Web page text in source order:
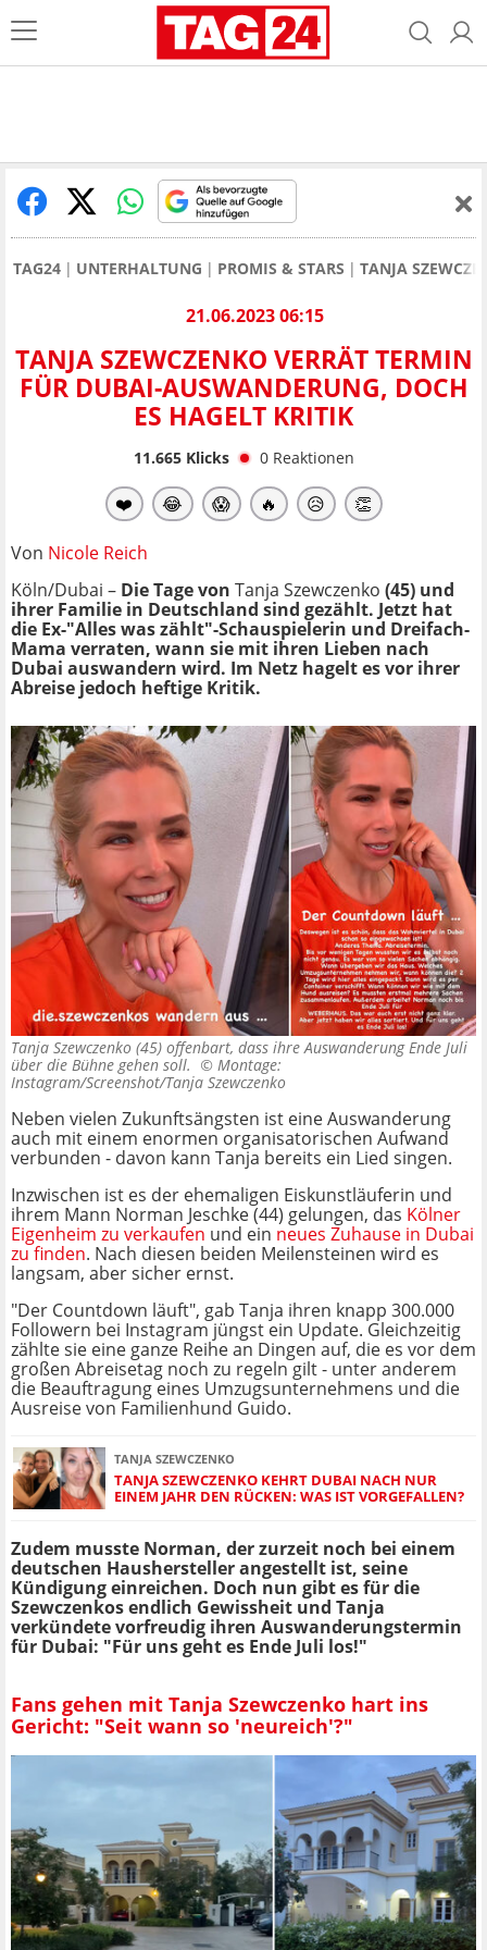
TAG24 UNTERHALTUNG PROMIS & STARS TANJA
21.06.2023 06:15
TANJA SZEWCZENKO VERRÄT TERMIN
FÜR DUBAI-AUSWANDERUNG, DOCH
ES HAGELT KRITIK
11.665Klicks 0 Reaktionen
❤️ 😂 😱 🔥 😥 👏
Von Nicole Reich
Köln/Dubai – Die Tage von Tanja Szewczenko (45) und
ihrer Familie in Deutschland sind gezählt. Jetzt hat
die Ex-"Alles was zählt"-Schauspielerin und Dreifach-
Mama verraten, wann sie mit ihren Lieben nach
Dubai auswandern wird. Im Netz hagelt es vor ihrer
Abreise jedoch heftige Kritik.
Tanja Szewczenko (45) offenbart, dass ihre Auswanderung Ende Juli
über die Bühne gehen soll. © Montage:
Instagram/Screenshot/Tanja Szewczenko
Neben vielen Zukunftsängsten ist eine Auswanderung
auch mit einem enormen organisatorischen Aufwand
verbunden - davon kann Tanja bereits ein Lied singen.
Inzwischen ist es der ehemaligen Eiskunstläuferin und
ihrem Mann Norman Jeschke (44) gelungen, das Kölner
Eigenheim zu verkaufen und ein neues Zuhause in Dubai
zu finden. Nach diesen beiden Meilensteinen wird es
langsam, aber sicher ernst.
"Der Countdown läuft", gab Tanja ihren knapp 300.000
Followern bei Instagram jüngst ein Update. Gleichzeitig
zählte sie eine ganze Reihe an Dingen auf, die es vor dem
großen Abreisetag noch zu regeln gilt - unter anderem
die Beauftragung eines Umzugsunternehmens und die
Ausreise von Familienhund Guido.
TANJA SZEWCZENKO
TANJA SZEWCZENKO KEHRT DUBAI NACH NUR
EINEM JAHR DEN RÜCKEN: WAS IST VORGEFALLEN?
Zudem musste Norman, der zurzeit noch bei einem
deutschen Haushersteller angestellt ist, seine
Kündigung einreichen. Doch nun gibt es für die
Szewczenkos endlich Gewissheit und Tanja
verkündete vorfreudig ihren Auswanderungstermin
für Dubai: "Für uns geht es Ende Juli los!"
Fans gehen mit Tanja Szewczenko hart ins
Gericht: "Seit wann so 'neureich'?"